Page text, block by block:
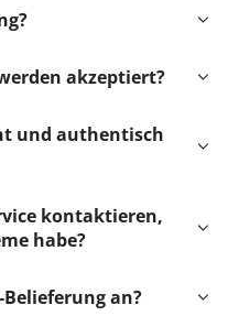
akzeptiert?
und authentisch
kontaktieren,
habe?
an?